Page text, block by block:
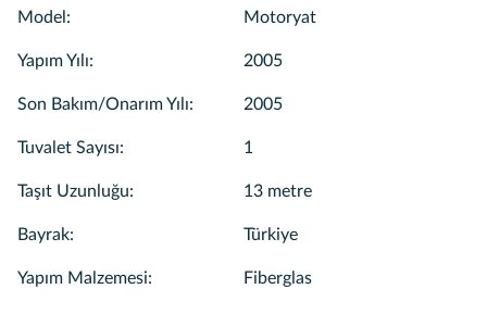
Model : Motoryat
Yapım Yılı: 2005
Son Bakım/Onarım Yılı: 2005
Tuvalet Sayısı: 1
Taşıt Uzunluğu: 13 metre
Bayrak: Türkiye
Yapım Malzemesi: Fiberglas